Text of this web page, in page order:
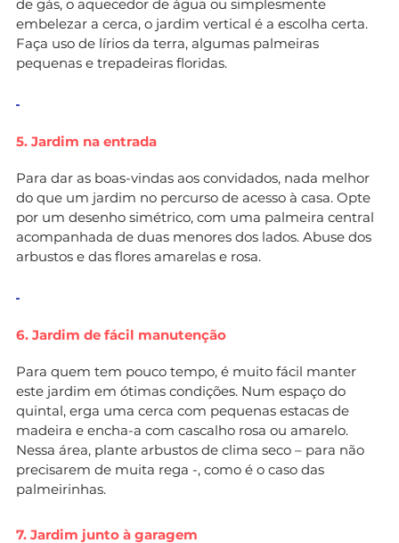
de gás, o aquecedor de água ou simplesmente
embelezar a cerca, o jardim vertical é a escolha certa.
Faça uso de lírios da terra, algumas palmeiras
pequenas e trepadeiras floridas.
5. Jardim na entrada
Para dar as boas-vindas aos convidados, nada melhor
do que um jardim no percurso de acesso à casa. Opte
por um desenho simétrico, com uma palmeira central
acompanhada de duas menores dos lados. Abuse dos
arbustos e das flores amarelas e rosa.
6. Jardim de fácil manutenção
Para quem tem pouco tempo, é muito fácil manter
este jardim em ótimas condições. Num espaço do
quintal, erga uma cerca com pequenas estacas de
madeira e encha-a com cascalho rosa ou amarelo.
Nessa área, plante arbustos de clima seco – para não
precisarem de muita rega -, como é o caso das
palmeirinhas.
7. Jardim junto à garagem